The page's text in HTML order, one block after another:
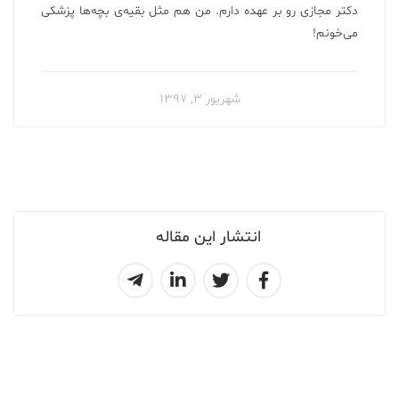
انتشار این مقاله
دکتر مجازی رو بر عهده دارم. من هم مثل بقیه‌ی بچه‌ها پزشکی
می‌خونم!
شهریور ۳, ۱۳۹۷